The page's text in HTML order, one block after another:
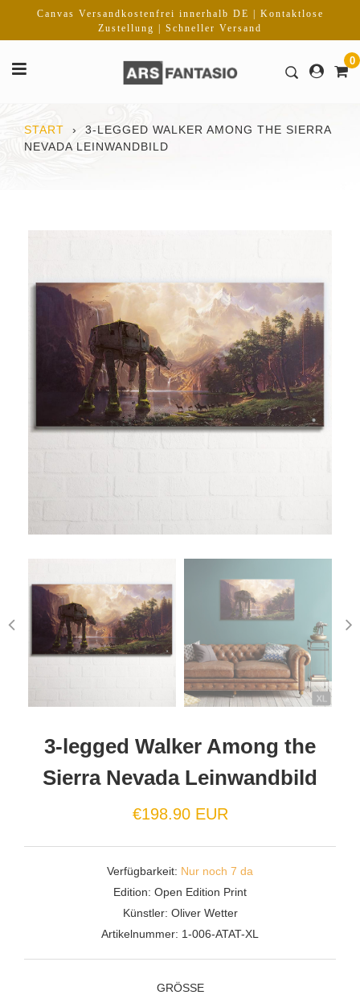
Inhalt
Canvas Versandkostenfrei innerhalb DE | Kontaktlose
Zustellung | Schneller Versand
0
START ›
3-LEGGED WALKER AMONG THE SIERRA
NEVADA LEINWANDBILD
3-legged Walker Among the
Sierra Nevada Leinwandbild
€198.90 EUR
Verfügbarkeit: Nur noch 7 da
Edition: Open Edition Print
Künstler: Oliver Wetter
Artikelnummer: 1-006-ATAT-XL
GRÖSSE